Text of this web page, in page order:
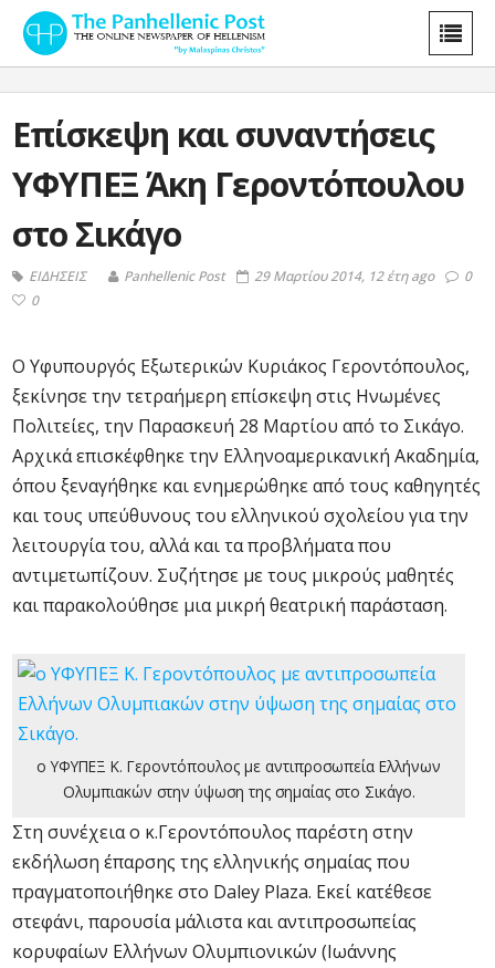
Eπίσκεψη και συναντήσεις
ΥΦΥΠΕΞ Άκη Γεροντόπουλου
στο Σικάγο
ΕΙΔΗΣΕΙΣ Panhellenic Post 29 Μαρτίου 2014, 12 έτη ago
0
0
Ο Υφυπουργός Εξωτερικών Κυριάκος Γεροντόπουλος,
ξεκίνησε την τετραήμερη επίσκεψη στις Ηνωμένες
Πολιτείες, την Παρασκευή 28 Μαρτίου από το Σικάγο.
Αρχικά επισκέφθηκε την Ελληνοαμερικανική Ακαδημία,
όπου ξεναγήθηκε και ενημερώθηκε από τους καθηγητές
και τους υπεύθυνους του ελληνικού σχολείου για την
λειτουργία του, αλλά και τα προβλήματα που
αντιμετωπίζουν. Συζήτησε με τους μικρούς μαθητές
και παρακολούθησε μια μικρή θεατρική παράσταση.
ο ΥΦΥΠΕΞ Κ. Γεροντόπουλος με αντιπροσωπεία Ελλήνων
Ολυμπιακών στην ύψωση της σημαίας στο Σικάγο.
Στη συνέχεια ο κ.Γεροντόπουλος παρέστη στην
εκδήλωση έπαρσης της ελληνικής σημαίας που
πραγματοποιήθηκε στο Daley Plaza. Εκεί κατέθεσε
στεφάνι, παρουσία μάλιστα και αντιπροσωπείας
κορυφαίων Ελλήνων Ολυμπιονικών (Ιωάννης